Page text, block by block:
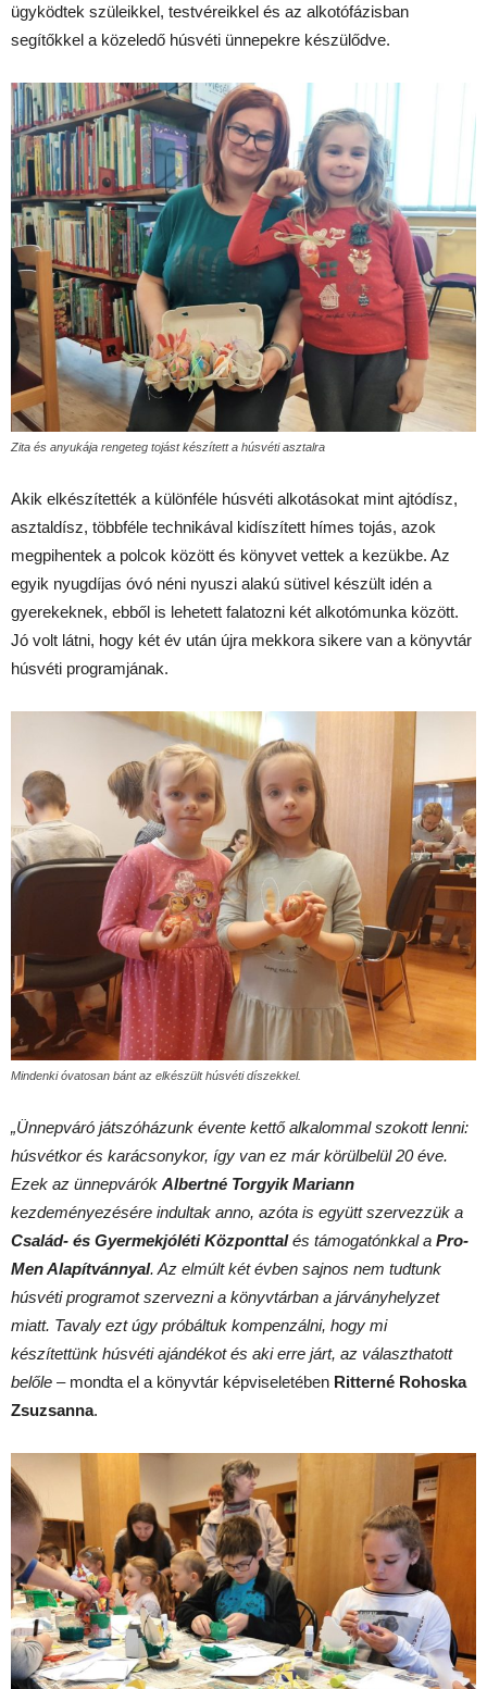
ügyködtek szüleikkel, testvéreikkel és az alkotófázisban
segítőkkel a közeledő húsvéti ünnepekre készülődve.
Zita és anyukája rengeteg tojást készített a húsvéti asztalra
Akik elkészítették a különféle húsvéti alkotásokat mint ajtódísz,
asztaldísz, többféle technikával kidíszített hímes tojás, azok
megpihentek a polcok között és könyvet vettek a kezükbe. Az
egyik nyugdíjas óvó néni nyuszi alakú sütivel készült idén a
gyerekeknek, ebből is lehetett falatozni két alkotómunka között.
Jó volt látni, hogy két év után újra mekkora sikere van a könyvtár
húsvéti programjának.
Mindenki óvatosan bánt az elkészült húsvéti díszekkel.
„Ünnepváró játszóházunk évente kettő alkalommal szokott lenni:
húsvétkor és karácsonykor, így van ez már körülbelül 20 éve.
Ezek az ünnepvárók Albertné Torgyik Mariann
kezdeményezésére indultak anno, azóta is együtt szervezzük a
Család- és Gyermekjóléti Központtalés támogatónkkal a Pro-
Men Alapítvánnyal. Az elmúlt két évben sajnos nem tudtunk
húsvéti programot szervezni a könyvtárban a járványhelyzet
miatt. Tavaly ezt úgy próbáltuk kompenzálni, hogy mi
készítettünk húsvéti ajándékot és aki erre járt, az választhatott
belőle – mondta el a könyvtár képviseletében Ritterné Rohoska
Zsuzsanna.